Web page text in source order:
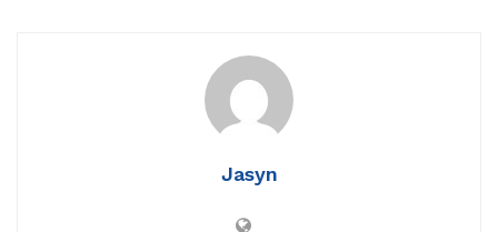
Jasyn